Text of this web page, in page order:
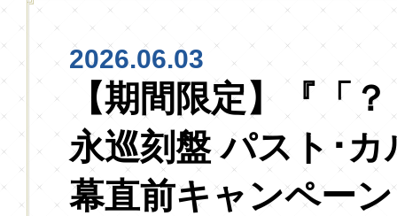
2026.06.03
【期間限定】『「
永巡刻盤 パスト･カ
幕直前キャンペー